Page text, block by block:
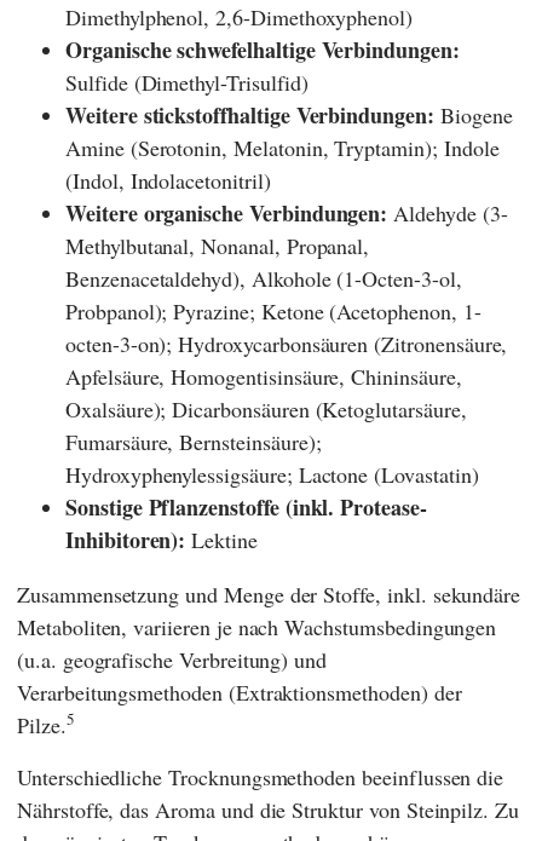
Dimethylphenol, 2,6-Dimethoxyphenol)
Organische schwefelhaltige Verbindungen:
Sulfide (Dimethyl-Trisulfid)
Weitere stickstoffhaltige Verbindungen: Biogene
Amine (Serotonin, Melatonin, Tryptamin); Indole
(Indol, Indolacetonitril)
Weitere organische Verbindungen: Aldehyde (3-
Methylbutanal, Nonanal, Propanal,
Benzenacetaldehyd), Alkohole (1-Octen-3-ol,
Probpanol); Pyrazine; Ketone (Acetophenon, 1-
octen-3-on); Hydroxycarbonsäuren (Zitronensäure,
Apfelsäure, Homogentisinsäure, Chininsäure,
Oxalsäure); Dicarbonsäuren (Ketoglutarsäure,
Fumarsäure, Bernsteinsäure);
Hydroxyphenylessigsäure; Lactone (Lovastatin)
Sonstige Pflanzenstoffe (inkl. Protease-
Inhibitoren):Lektine
Zusammensetzung und Menge der Stoffe, inkl. sekundäre
Metaboliten, variieren je nach Wachstumsbedingungen
(u.a. geografische Verbreitung) und
Verarbeitungsmethoden (Extraktionsmethoden) der
Pilze.5
Unterschiedliche Trocknungsmethoden beeinflussen die
Nährstoffe, das Aroma und die Struktur von Steinpilz. Zu